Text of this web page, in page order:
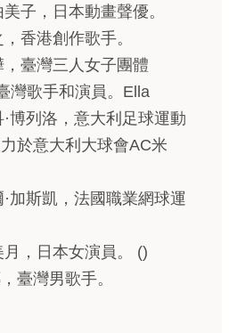
子，日本動畫聲優。
香港創作歌手。
臺灣三人女子團體
灣歌手和演員。Ella
列洛，意大利足球運動
於意大利大球會AC米
斯凱，法國職業網球運
，日本女演員。 ()
臺灣男歌手。